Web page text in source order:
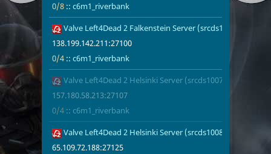
0/8 :: c6m1_riverbank
Valve Left4Dead 2 Falkenstein Server (srcds1004-fsn-
138.199.142.211:27100
0/4 :: c6m1_riverbank
Valve Left4Dead 2 Helsinki Server (srcds1007-hel-
157.180.58.213:27107
0/4 :: c6m1_riverbank
Valve Left4Dead 2 Helsinki Server (srcds1008-hel-
65.109.72.188:27125
1